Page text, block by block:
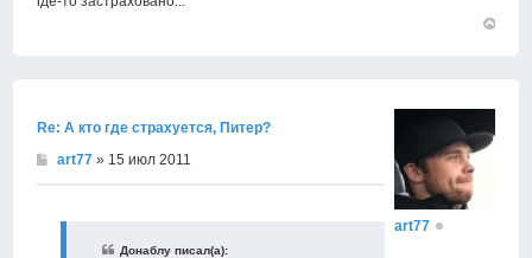
Re: А кто где страхуется, Питер?
art77 » 15 июл 2011
Донаблу писал(а):
art77